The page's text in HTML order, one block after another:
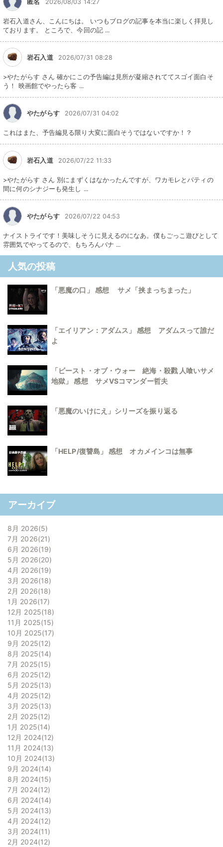
匿名 2026/08/03 14:27
岩石入道さん、こんにちは。 いつもブログの記事を本当に楽しく拝見し
ております。 ところで、今回の記 ...
岩石入道 2026/07/31 08:28
>やたがらす さん 確かにこの予告編は見所が凝縮されててスゴイ面白そ
う！ 映画館でやったら客 ...
やたがらす 2026/07/31 04:02
これはまた、予告編見る限り大変に面白そうではないですか！？
岩石入道 2026/07/22 11:33
>やたがらす さん 別にまずくはなかったんですが、ワカモレとパティの
間に何のシナジーも発生し ...
やたがらす 2026/07/22 04:53
ナイストライです！美味しそうに見えるのになあ。僕もごっこ遊びとして
雰囲気でやってるので、もちろんバナ ...
人気の投稿
「悪魔の口」 感想 サメ「挟まっちまった」
「エイリアン：アダムス」 感想 アダムスって誰だ
よ
「ビースト・オブ・ウォー 絶海・殺戮 人喰いサメ
地獄」 感想 サメVSコマンダー哲夫
「悪魔のいけにえ」シリーズを振り返る
「HELP/復讐島」 感想 オカメインコは無事
アーカイブ
8月 2026 5
7月 2026 21
6月 2026 19
5月 2026 20
4月 2026 19
3月 2026 18
2月 2026 18
1月 2026 17
12月 2025 18
11月 2025 15
10月 2025 17
9月 2025 12
8月 2025 14
7月 2025 15
6月 2025 12
5月 2025 13
4月 2025 12
3月 2025 13
2月 2025 12
1月 2025 14
12月 2024 12
11月 2024 13
10月 2024 13
9月 2024 14
8月 2024 15
7月 2024 12
6月 2024 14
5月 2024 13
4月 2024 12
3月 2024 11
2月 2024 12